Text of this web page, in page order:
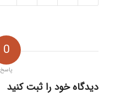
0
پاسخ
دیدگاه خود را ثبت کنید